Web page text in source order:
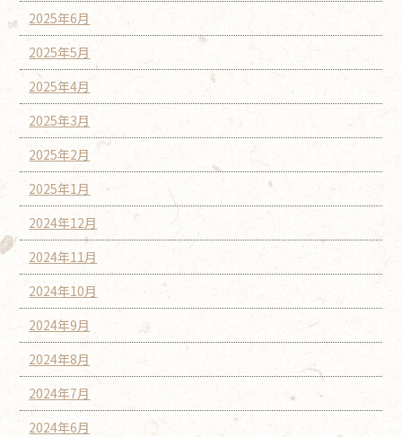
2025年6月
2025年5月
2025年4月
2025年3月
2025年2月
2025年1月
2024年12月
2024年11月
2024年10月
2024年9月
2024年8月
2024年7月
2024年6月